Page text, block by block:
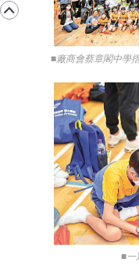
■廠商會蔡章閣中學
■一